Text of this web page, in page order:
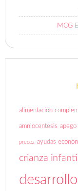
MCG
alimentación
amniocentesis apego
precoz ayudas
crianza infantil